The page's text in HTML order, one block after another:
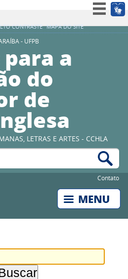
CONTRASTE MAPA DO SITE
Simplifique!
Acesso à informação
- UFPB
para a
do
de
LETRAS E ARTES - CCHLA
Contato